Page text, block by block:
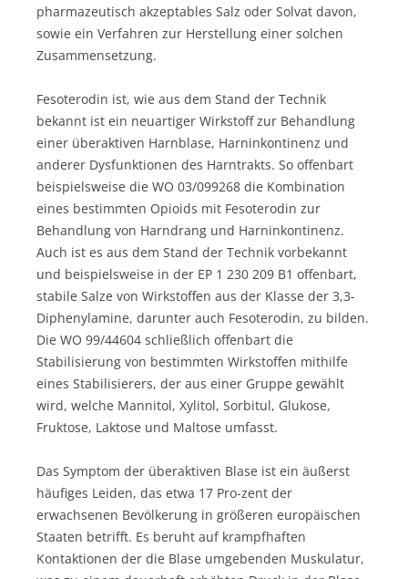
pharmazeutisch akzeptables Salz oder Solvat davon,
sowie ein Verfahren zur Herstellung einer solchen
Zusammensetzung.
Fesoterodin ist, wie aus dem Stand der Technik
bekannt ist ein neuartiger Wirkstoff zur Behandlung
einer überaktiven Harnblase, Harninkontinenz und
anderer Dysfunktionen des Harntrakts. So offenbart
beispielsweise die WO 03/099268 die Kombination
eines bestimmten Opioids mit Fesoterodin zur
Behandlung von Harndrang und Harninkontinenz.
Auch ist es aus dem Stand der Technik vorbekannt
und beispielsweise in der EP 1 230 209 B1 offenbart,
stabile Salze von Wirkstoffen aus der Klasse der 3,3-
Diphenylamine, darunter auch Fesoterodin, zu bilden.
Die WO 99/44604 schließlich offenbart die
Stabilisierung von bestimmten Wirkstoffen mithilfe
eines Stabilisierers, der aus einer Gruppe gewählt
wird, welche Mannitol, Xylitol, Sorbitul, Glukose,
Fruktose, Laktose und Maltose umfasst.
Das Symptom der überaktiven Blase ist ein äußerst
häufiges Leiden, das etwa 17 Pro-zent der
erwachsenen Bevölkerung in größeren europäischen
Staaten betrifft. Es beruht auf krampfhaften
Kontaktionen der die Blase umgebenden Muskulatur,